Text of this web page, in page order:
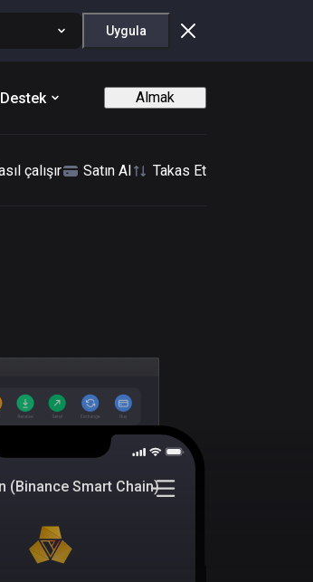
Uygula
Destek Almak
çalışır Satın Al Takas Et
(Binance Smart Chain)